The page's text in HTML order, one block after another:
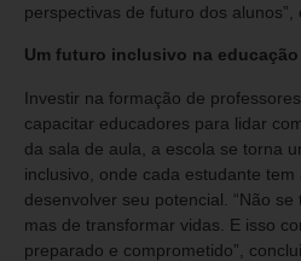
perspectivas de futuro dos alunos”,
Um futuro inclusivo na educação
Investir na formação de
capacitar educadores para lidar
da sala de aula, a escola se torna
inclusivo, onde cada estudante
desenvolver seu potencial. “Não se
mas de transformar vidas. E isso
preparado e comprometido”,